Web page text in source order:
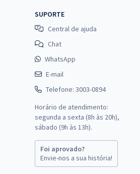
SUPORTE
Central de ajuda
Chat
WhatsApp
E-mail
Telefone: 3003-0894
Horário de atendimento:
segunda a sexta (8h às 20h),
sábado (9h às 13h).
Foi aprovado?
Envie-nos a sua história!